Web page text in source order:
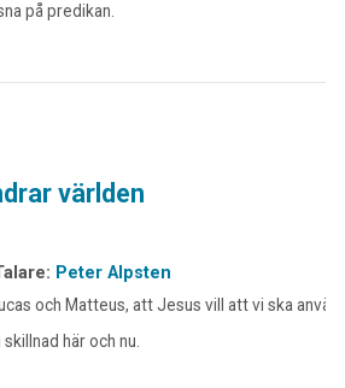
på predikan.
världen
Peter Alpsten
och Matteus, att Jesus vill att vi ska
här och nu.